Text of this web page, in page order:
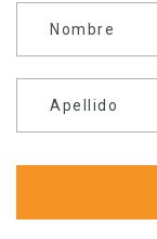
Nombre
Apellido